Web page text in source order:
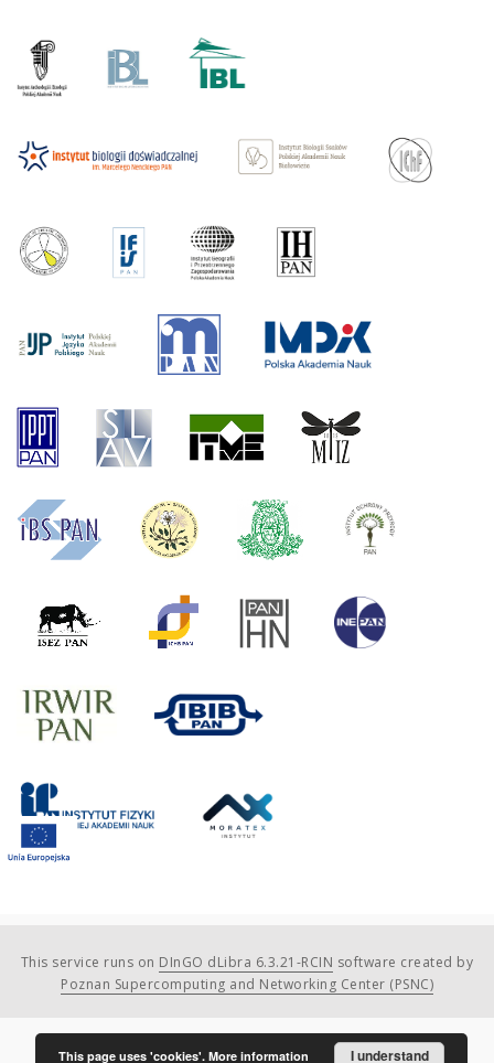
This service runs on DInGO dLibra 6.3.21-RCIN software created by
Poznan Supercomputing and Networking Center (PSNC)
This page uses 'cookies'. More information I understand